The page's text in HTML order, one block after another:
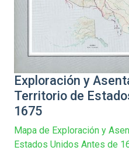
Exploración y
Territorio de
1675
Mapa de Exploración y
Estados Unidos Antes de